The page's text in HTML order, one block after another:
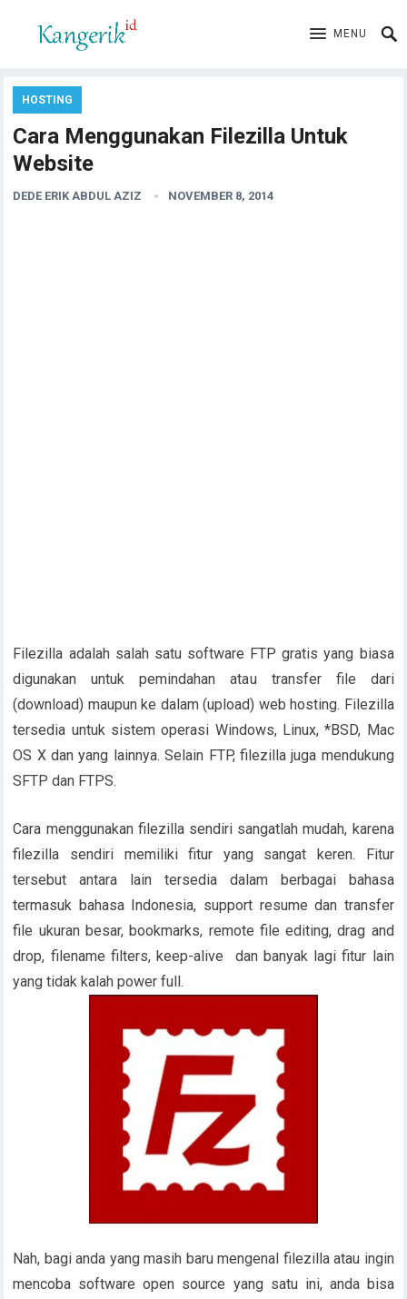
MENU
HOSTING
Cara Menggunakan Filezilla Untuk
Website
DEDE ERIK ABDUL AZIZ NOVEMBER 8, 2014
Filezilla adalah salah satu software FTP gratis yang biasa
digunakan untuk pemindahan atau transfer file dari
(download) maupun ke dalam (upload) web hosting. Filezilla
tersedia untuk sistem operasi Windows, Linux, *BSD, Mac
OS X dan yang lainnya. Selain FTP, filezilla juga mendukung
SFTP dan FTPS.
Cara menggunakan filezilla sendiri sangatlah mudah, karena
filezilla sendiri memiliki fitur yang sangat keren. Fitur
tersebut antara lain tersedia dalam berbagai bahasa
termasuk bahasa Indonesia, support resume dan transfer
file ukuran besar, bookmarks, remote file editing, drag and
drop, filename filters, keep-alive dan banyak lagi fitur lain
yang tidak kalah power full.
Nah, bagi anda yang masih baru mengenal filezilla atau ingin
mencoba software open source yang satu ini, anda bisa